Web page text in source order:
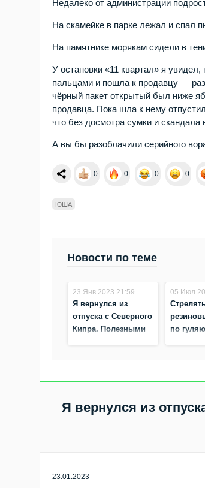
Недалеко от администрации
На скамейке в парке лежал и спал
На памятнике морякам сидели в
У остановки «11 квартал» я
пальцами и пошла к продавцу —
чёрный пакет открытый был ниже
продавца. Пока шла к нему
что без досмотра сумки и скандала
А вы бы разоблачили серийного
0 0 0 0
ЮША
Новости по теме
23.Янв.2023 21:59
Я вернулся из
отпуска с Северного
Кипра. Полезными
по
Я вернулся из
23.01.2023